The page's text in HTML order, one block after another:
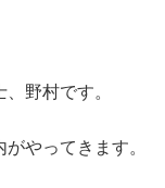
野村です。
やってきます。